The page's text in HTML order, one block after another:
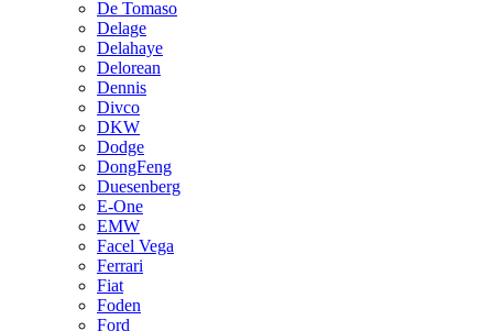
De Tomaso
Delage
Delahaye
Delorean
Dennis
Divco
DKW
Dodge
DongFeng
Duesenberg
E-One
EMW
Facel Vega
Ferrari
Fiat
Foden
Ford